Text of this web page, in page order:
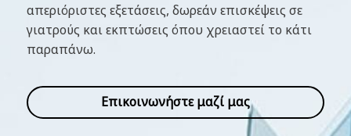
απεριόριστες εξετάσεις, δωρεάν επισκέψεις σε
γιατρούς και εκπτώσεις όπου χρειαστεί το κάτι
παραπάνω.
Επικοινωνήστε μαζί μας